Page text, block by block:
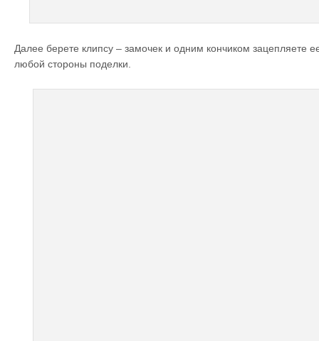
Далее берете клипсу – замочек и одним кончиком зацепляете
любой стороны поделки.